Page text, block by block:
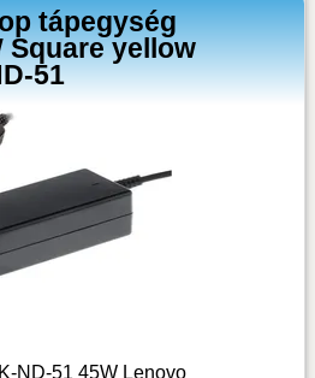
tápegység
Square yellow
51
ND-51 45W Lenovo